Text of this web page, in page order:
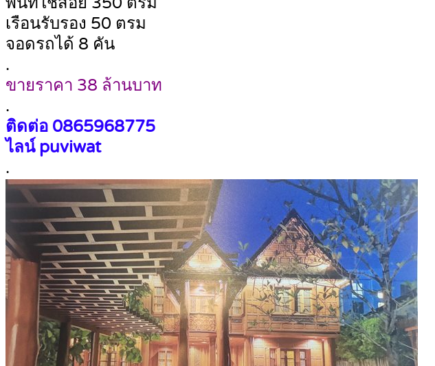
เรือนรับรอง 50 ตรม
จอดรถได้ 8 คัน
.
ขายราคา 38 ล้านบาท
.
ติดต่อ 0865968775
ไลน์ puviwat
.